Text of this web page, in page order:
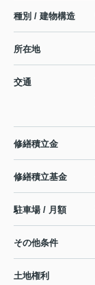
種別 / 建物構造
所在地
交通
修繕積立金
修繕積立基金
駐車場 / 月額
その他条件
土地権利